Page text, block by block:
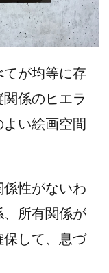
が均等に存
係のヒエラ
い絵画空間
性がないわ
所有関係が
して、息づ